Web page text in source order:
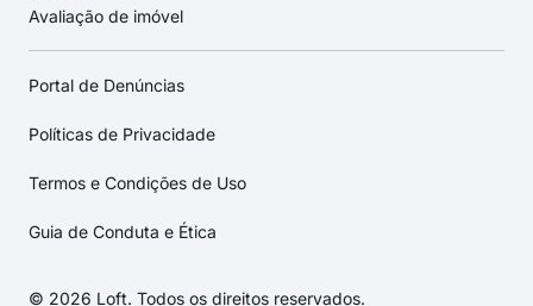
Avaliação de imóvel
Portal de Denúncias
Políticas de Privacidade
Termos e Condições de Uso
Guia de Conduta e Ética
© 2026 Loft. Todos os direitos reservados.